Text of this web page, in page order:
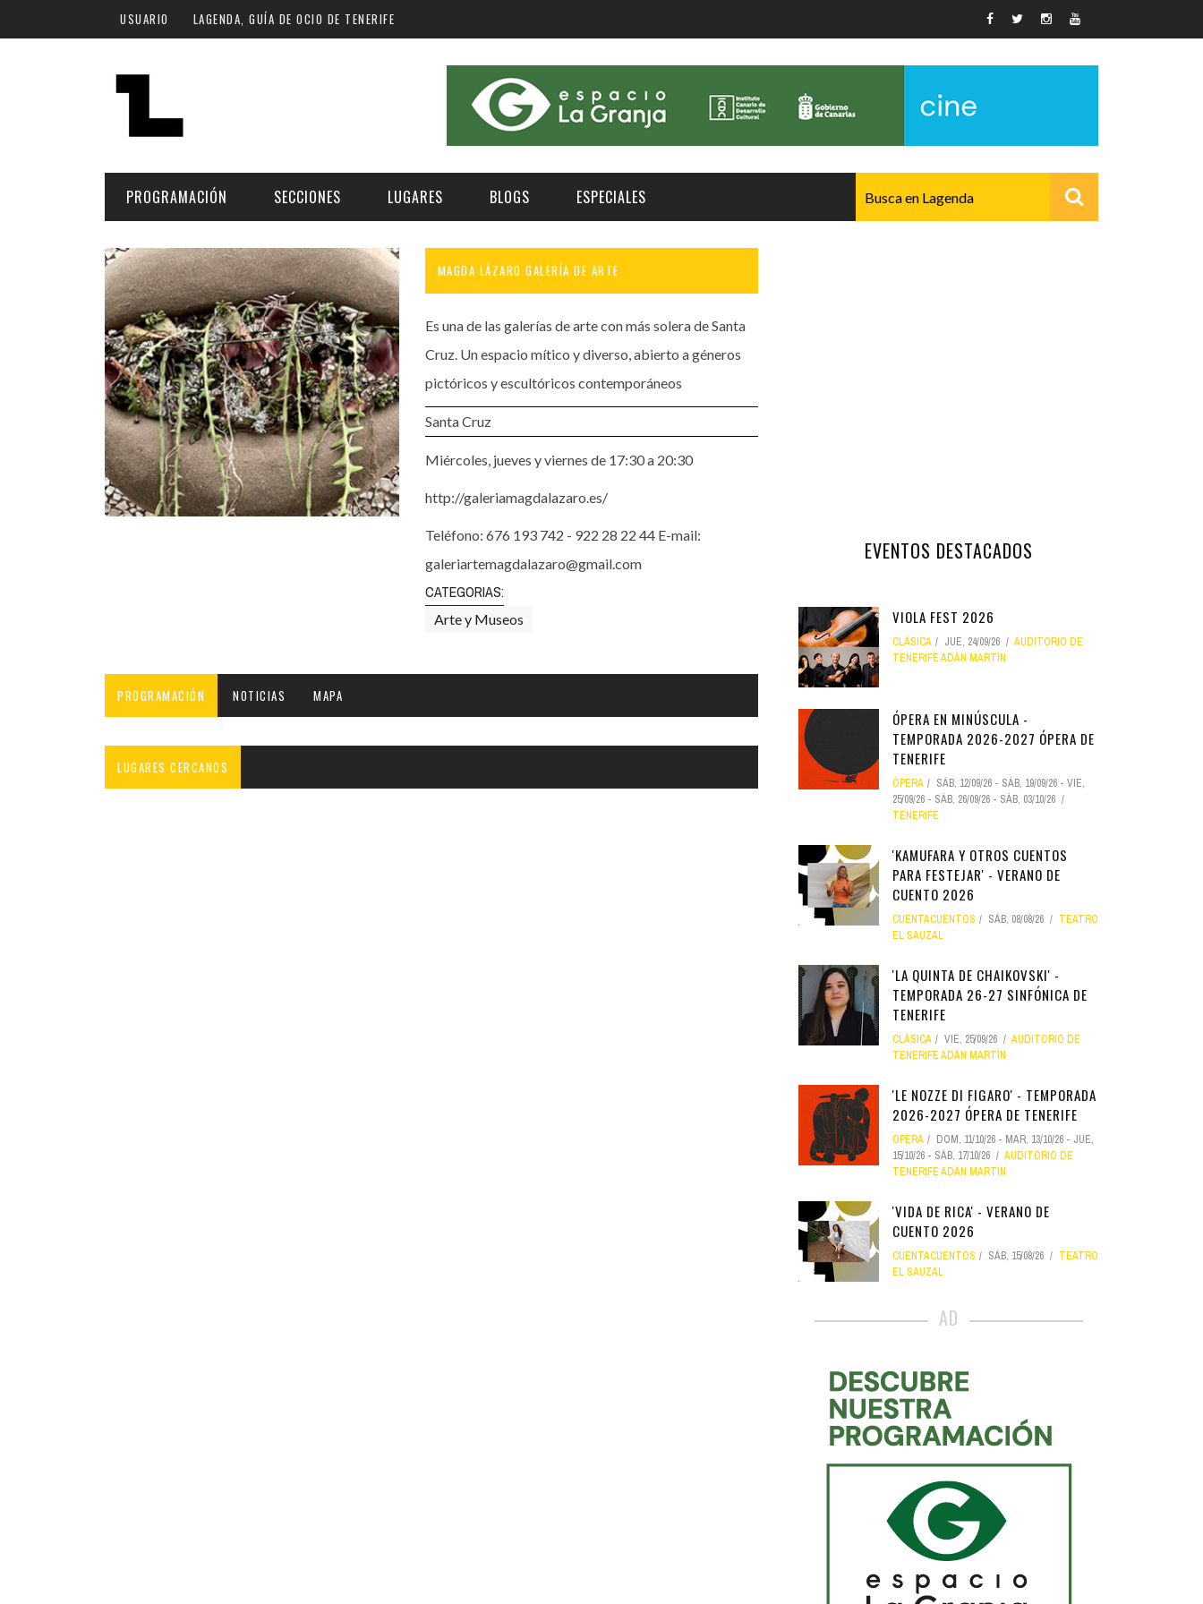
Pasar al contenido principal
USUARIO LAGENDA, GUÍA DE OCIO DE TENERIFE
PROGRAMACIÓN
FECHA
Hoy
Plan Finde
LUGAR
Norte
Santa Cruz | La Laguna
Cultura
Gastro
SECCIONES
MÚSICA
ESCÉNICAS
CULTURA
GASTRONOMÍA
INFANTIL
LUGARES
ARTE | MUSEOS
SALAS Y AUDITORIOS
ESPACIOS CULTURALES
NOCHE
LOCALES CON ACTUACIONES
COMERCIO
GASTRO
FORMATIVO
BLOGS ESPECIALES
FESTIVAL BOREAL 2026
TENERIFE PHE FESTIVAL 2026
XXVII VERANO DE CUENTO
MAGDA LÁZARO GALERÍA DE ARTE
Es una de las galerías de arte con más solera de Santa
Cruz. Un espacio mítico y diverso, abierto a géneros
pictóricos y escultóricos contemporáneos
Santa Cruz
Miércoles, jueves y viernes de 17:30 a 20:30
http://galeriamagdalazaro.es/
Teléfono: 676 193 742 - 922 28 22 44 E-mail:
galeriartemagdalazaro@gmail.com
CATEGORIAS:
Arte y Museos
PROGRAMACIÓN NOTICIAS MAPA
LUGARES CERCANOS
EVENTOS DESTACADOS
VIOLA FEST 2026
CLÁSICA JUE, 24/09/26
AUDITORIO DE
TENERIFE ADÁN MARTÍN
ÓPERA EN MINÚSCULA -
TEMPORADA 2026-2027 ÓPERA DE
TENERIFE
ÓPERA SÁB, 12/09/26 - SÁB, 19/09/26 - VIE,
25/09/26 - SÁB, 26/09/26 - SÁB, 03/10/26
TENERIFE
'KAMUFARA Y OTROS CUENTOS
PARA FESTEJAR' - VERANO DE
CUENTO 2026
CUENTACUENTOS SÁB, 08/08/26
TEATRO
EL SAUZAL
'LA QUINTA DE CHAIKOVSKI' -
TEMPORADA 26-27 SINFÓNICA DE
TENERIFE
CLÁSICA VIE, 25/09/26
AUDITORIO DE
TENERIFE ADÁN MARTÍN
'LE NOZZE DI FIGARO' - TEMPORADA
2026-2027 ÓPERA DE TENERIFE
ÓPERA DOM, 11/10/26 - MAR, 13/10/26 - JUE,
15/10/26 - SÁB, 17/10/26
AUDITORIO DE
TENERIFE ADÁN MARTÍN
'VIDA DE RICA' - VERANO DE
CUENTO 2026
CUENTACUENTOS SÁB, 15/08/26
TEATRO
EL SAUZAL
AD